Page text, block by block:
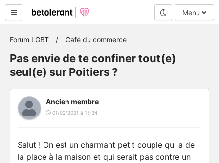
Mode nuit
Menu
Forum LGBT Café du commerce
Pas envie de te confiner tout(e)
seul(e) sur Poitiers ?
Ancien membre
01/02/2021 à 15:34
Salut ! On est un charmant petit couple qui a de
la place à la maison et qui serait pas contre un